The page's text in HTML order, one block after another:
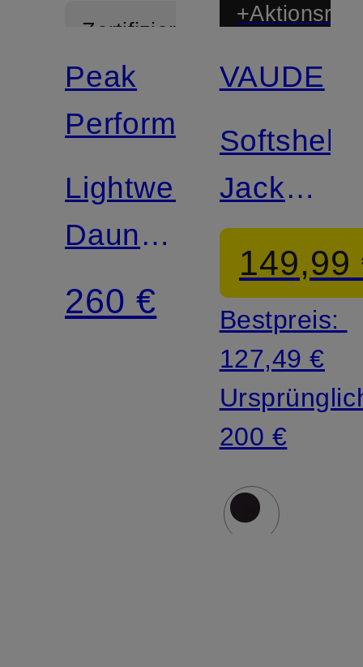
Zertifiziert
Peak
Performance
Lightweight-
Daunenjacke
HELIUM
260 €
Zertifiziert
VAUDE
Softshell-
Jacke
ROCCIA
II
149,99
Bestpreis:
127,49 €
200 €